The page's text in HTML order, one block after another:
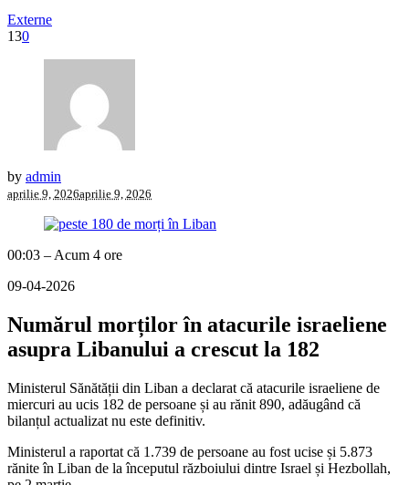
Externe
130
by admin
aprilie 9, 2026aprilie 9, 2026
00:03 – Acum 4 ore
09-04-2026
Numărul morților în atacurile israeliene
asupra Libanului a crescut la 182
Ministerul Sănătății din Liban a declarat că atacurile israeliene de
miercuri au ucis 182 de persoane și au rănit 890, adăugând că
bilanțul actualizat nu este definitiv.
Ministerul a raportat că 1.739 de persoane au fost ucise și 5.873
rănite în Liban de la începutul războiului dintre Israel și Hezbollah,